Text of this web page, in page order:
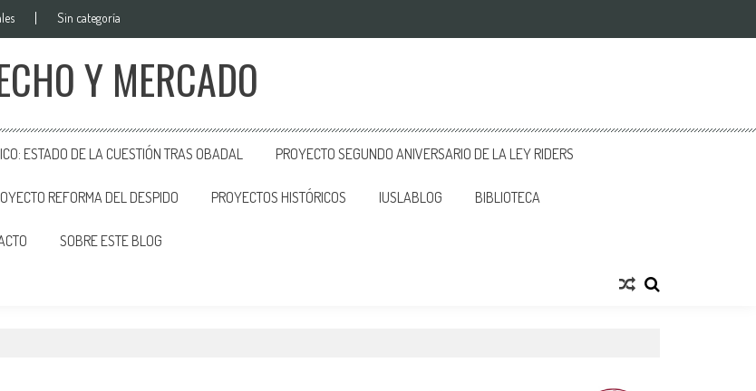
Sin categoría
Y MERCADO
ESTADO DE LA CUESTIÓN TRAS OBADAL PROYECTO SEGUNDO ANIVERSARIO DE LA LEY RIDERS
REFORMA DEL DESPIDO PROYECTOS HISTÓRICOS IUSLABLOG BIBLIOTECA
SOBRE ESTE BLOG